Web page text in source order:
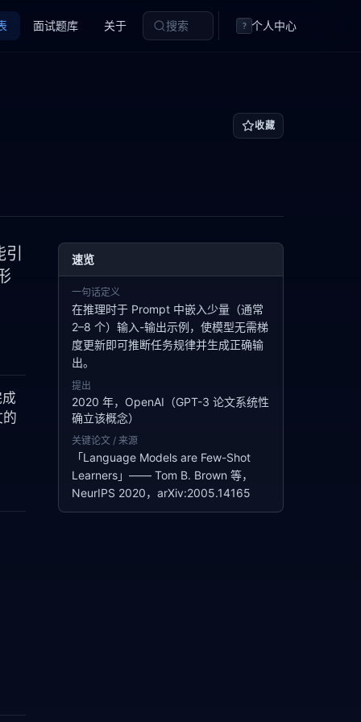
面试题库 关于 搜索 ? 个人中心
收藏
速览
一句话定义
在推理时于 Prompt 中嵌入少量（通常
2–8 个）输入-输出示例，使模型无需梯
度更新即可推断任务规律并生成正确输
出。
提出
2020 年，OpenAI（GPT-3 论文系统性
确立该概念）
关键论文 / 来源
「Language Models are Few-Shot
Learners」—— Tom B. Brown 等，
NeurIPS 2020，arXiv:2005.14165